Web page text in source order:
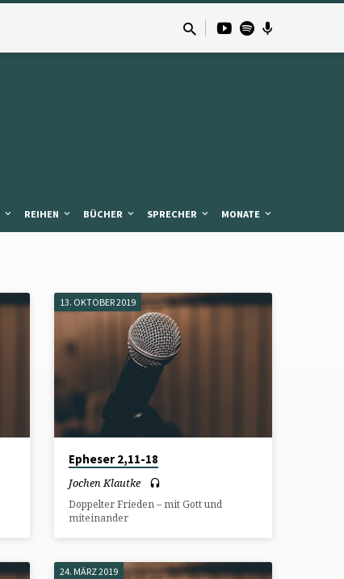
REIHEN BÜCHER SPRECHER MONATE
13. OKTOBER 2019
Epheser 2,11-18
Jochen Klautke
Doppelter Frieden – mit Gott und
miteinander
24. MÄRZ 2019